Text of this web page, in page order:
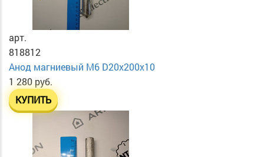
арт.
818812
Анод магниевый М6 D20х200х10
1 280 руб.
КУПИТЬ